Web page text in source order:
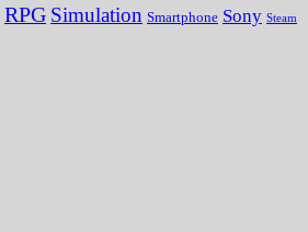
RPG Simulation Smartphone Sony Steam